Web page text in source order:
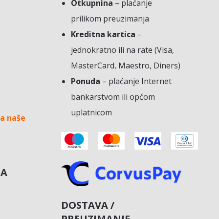
naše
Otkupnina – plaćanje
prilikom preuzimanja
Kreditna kartica –
jednokratno ili na rate (Visa,
MasterCard, Maestro, Diners)
Ponuda – plaćanje Internet
bankarstvom ili općom
uplatnicom
DOSTAVA /